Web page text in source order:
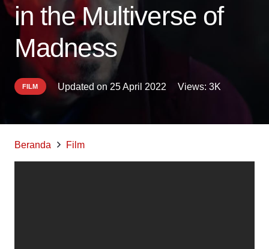
in the Multiverse of
Madness
FILM Updated on 25 April 2022 Views:3K
Beranda Film